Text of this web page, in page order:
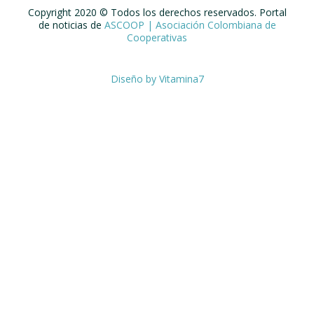
Copyright 2020 © Todos los derechos reservados. Portal
de noticias de ASCOOP | Asociación Colombiana de
Cooperativas
Diseño by Vitamina7